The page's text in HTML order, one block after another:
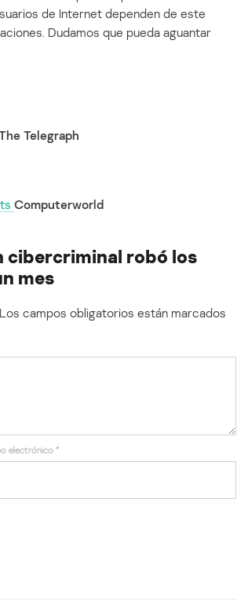
de Internet dependen de este
Dudamos que pueda aguantar
Telegraph
Computerworld
cibercriminal robó los
mes
Los campos obligatorios están marcados
electrónico *